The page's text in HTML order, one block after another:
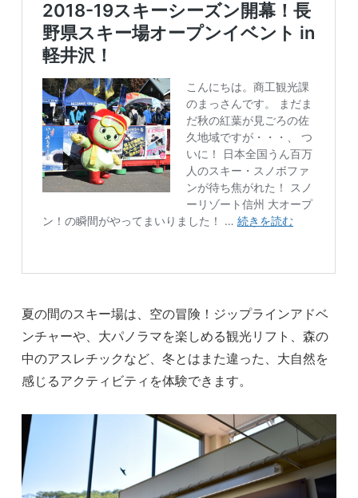
夏の間のスキー場は、空の冒険！ジップラインアドベ
ンチャーや、大パノラマを楽しめる観光リフト、森の
中のアスレチックなど、冬とはまた違った、大自然を
感じるアクティビティを体験できます。